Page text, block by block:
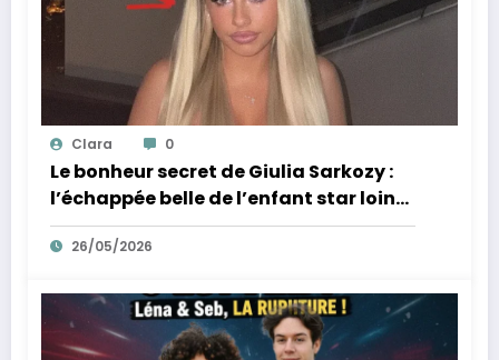
Clara 0
Le bonheur secret de Giulia Sarkozy :
l’échappée belle de l’enfant star loin
des tumultes familiaux.
26/05/2026